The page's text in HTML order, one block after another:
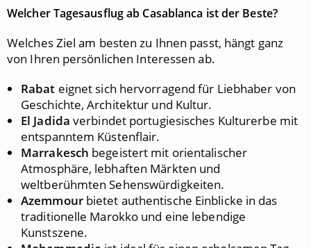
Welcher Tagesausflug ab Casablanca ist der Beste?
Welches Ziel am besten zu Ihnen passt, hängt ganz
von Ihren persönlichen Interessen ab.
Rabat eignet sich hervorragend für Liebhaber von
Geschichte, Architektur und Kultur.
El Jadida verbindet portugiesisches Kulturerbe mit
entspanntem Küstenflair.
Marrakesch begeistert mit orientalischer
Atmosphäre, lebhaften Märkten und
weltberühmten Sehenswürdigkeiten.
Azemmourbietet authentische Einblicke in das
traditionelle Marokko und eine lebendige
Kunstszene.